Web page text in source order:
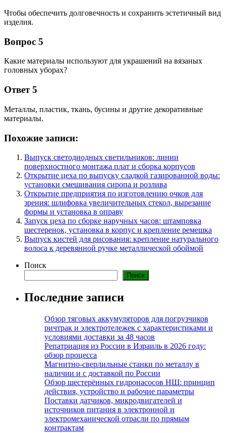
Чтобы обеспечить долговечность и сохранить эстетичный вид
изделия.
Вопрос 5
Какие материалы используют для украшений на вязаных
головных уборах?
Ответ 5
Металлы, пластик, ткань, бусины и другие декоративные
материалы.
Похожие записи:
Выпуск светодиодных светильников: линии
поверхностного монтажа плат и сборка корпусов
Открытие цеха по выпуску сладкой газированной воды:
установки смешивания сиропа и розлива
Открытие предприятия по изготовлению очков для
зрения: шлифовка увеличительных стекол, вырезание
формы и установка в оправу
Запуск цеха по сборке наручных часов: штамповка
шестеренок, установка в корпус и крепление ремешка
Выпуск кистей для рисования: крепление натурального
волоса к деревянной ручке металлической обоймой
Поиск
Поиск
Последние записи
Обзор тяговых аккумуляторов для погрузчиков
ричтрак и электротележек с характеристиками и
условиями доставки за 48 часов
Репатриация из России в Израиль в 2026 году:
обзор процесса
Магнитно-сверлильные станки по металлу в
наличии и с доставкой по России
Обзор шестерённых гидронасосов НШ: принцип
действия, устройство и рабочие параметры
Поставки датчиков, микродвигателей и
источников питания в электронной и
электромеханической отрасли по прямым
контрактам